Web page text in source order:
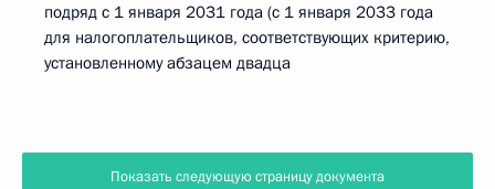
подряд с 1 января 2031 года (с 1 января 2033 года
для налогоплательщиков, соответствующих критерию,
установленному абзацем двадца
Показать следующую страницу документа